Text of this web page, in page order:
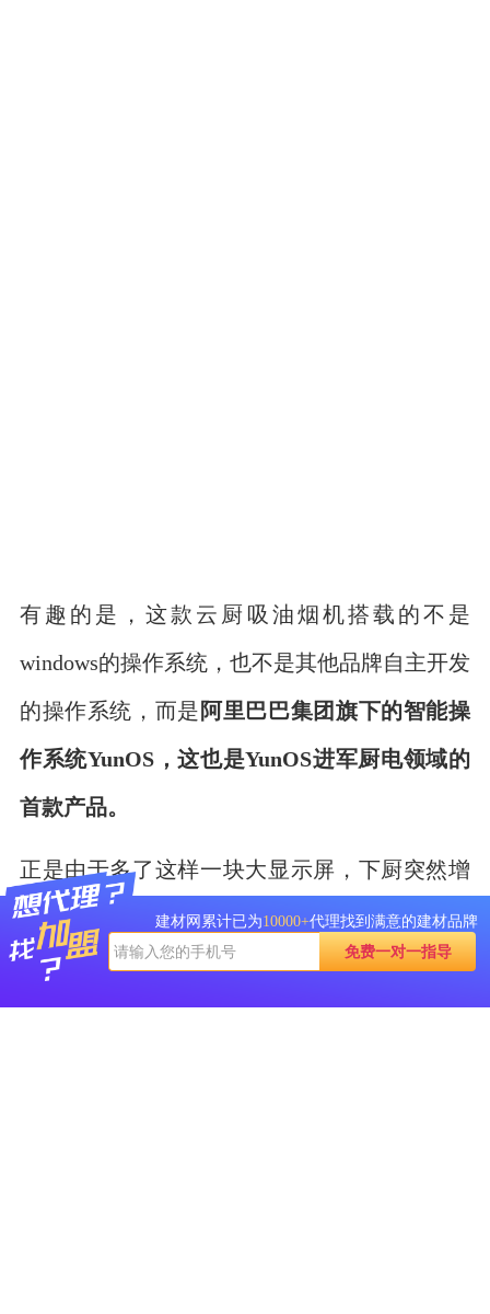
有趣的是，这款云厨吸油烟机搭载的不是
windows的操作系统，也不是其他品牌自主开发
的操作系统，而是 阿里巴巴集团旗下的智能操
作系统YunOS，这也是YunOS进军厨电领域的
首款产品。
正是由于多了这样一块大显示屏，下厨突然增
添了许多乐趣，一切变得不一样……
建材网累计已为10000+代理找到满意的建材品牌
免费一对一指导